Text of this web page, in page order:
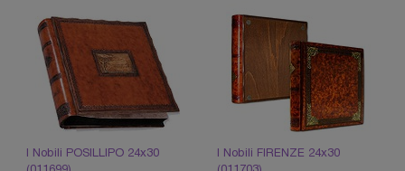
I Nobili POSILLIPO 24x30
I Nobili FIRENZE 24x30